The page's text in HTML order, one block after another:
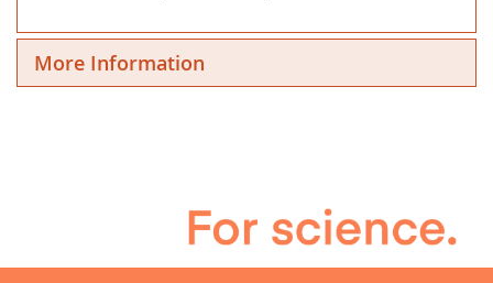
More Information